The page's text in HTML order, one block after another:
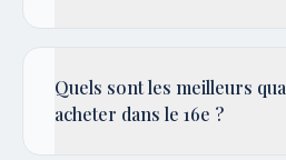
Quels sont les meilleurs
acheter dans le 16e ?